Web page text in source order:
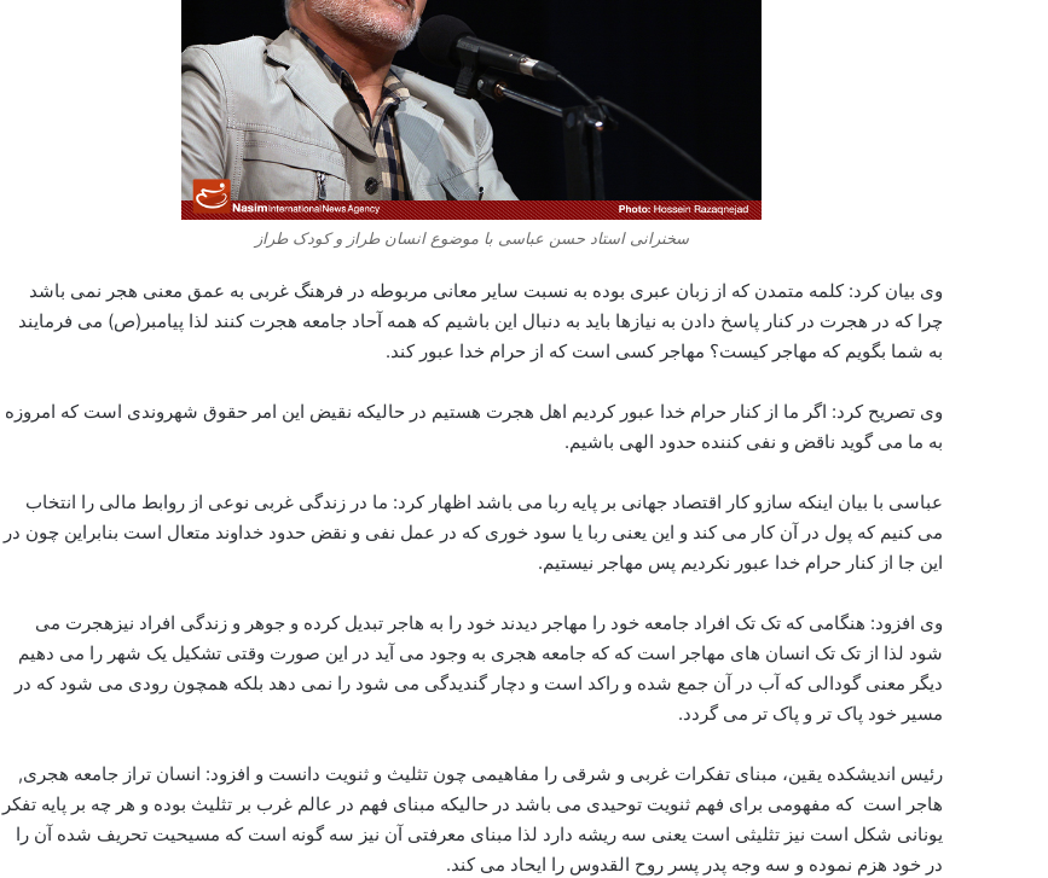
سخنرانی استاد حسن عباسی با موضوع انسان طراز و کودک طراز
وی بیان کرد: کلمه متمدن که از زبان عبری بوده به نسبت سایر معانی مربوطه در فرهنگ غربی به عمق معنی هجر نمی باشد
چرا که در هجرت در کنار پاسخ دادن به نیازها باید به دنبال این باشیم که همه آحاد جامعه هجرت کنند لذا پیامبر(ص) می فرمایند
به شما بگویم که مهاجر کیست؟ مهاجر کسی است که از حرام خدا عبور کند.
وی تصریح کرد: اگر ما از کنار حرام خدا عبور کردیم اهل هجرت هستیم در حالیکه نقیض این امر حقوق شهروندی است که امروزه
به ما می گوید ناقض و نفی کننده حدود الهی باشیم.
عباسی با بیان اینکه سازو کار اقتصاد جهانی بر پایه ربا می باشد اظهار کرد: ما در زندگی غربی نوعی از روابط مالی را انتخاب
می کنیم که پول در آن کار می کند و این یعنی ربا یا سود خوری که در عمل نفی و نقض حدود خداوند متعال است بنابراین چون در
این جا از کنار حرام خدا عبور نکردیم پس مهاجر نیستیم.
وی افزود: هنگامی که تک تک افراد جامعه خود را مهاجر دیدند خود را به هاجر تبدیل کرده و جوهر و زندگی افراد نیزهجرت می
شود لذا از تک تک انسان های مهاجر است که که جامعه هجری به وجود می آید در این صورت وقتی تشکیل یک شهر را می دهیم
دیگر معنی گودالی که آب در آن جمع شده و راکد است و دچار گندیدگی می شود را نمی دهد بلکه همچون رودی می شود که در
مسیر خود پاک تر و پاک تر می گردد.
رئیس اندیشکده یقین، مبنای تفکرات غربی و شرقی را مفاهیمی چون تثلیث و ثنویت دانست و افزود: انسان تراز جامعه هجری,
هاجر است که مفهومی برای فهم ثنویت توحیدی می باشد در حالیکه مبنای فهم در عالم غرب بر تثلیث بوده و هر چه بر پایه تفکر
یونانی شکل است نیز تثلیثی است یعنی سه ریشه دارد لذا مبنای معرفتی آن نیز سه گونه است که مسیحیت تحریف شده آن را
در خود هزم نموده و سه وجه پدر پسر روح القدوس را ایحاد می کند.